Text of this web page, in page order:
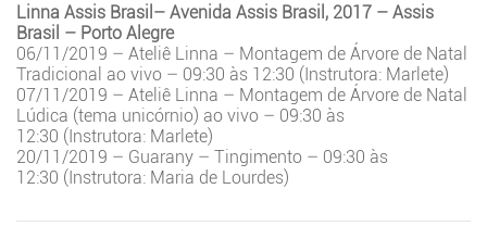
Linna Assis Brasil– Avenida Assis Brasil, 2017 – Assis
Brasil – Porto Alegre
06/11/2019 – Ateliê Linna – Montagem de Árvore de Natal
Tradicional ao vivo – 09:30 às 12:30 (Instrutora: Marlete)
07/11/2019 – Ateliê Linna – Montagem de Árvore de Natal
Lúdica (tema unicórnio) ao vivo – 09:30 às
12:30 (Instrutora: Marlete)
20/11/2019 – Guarany – Tingimento – 09:30 às
12:30 (Instrutora: Maria de Lourdes)